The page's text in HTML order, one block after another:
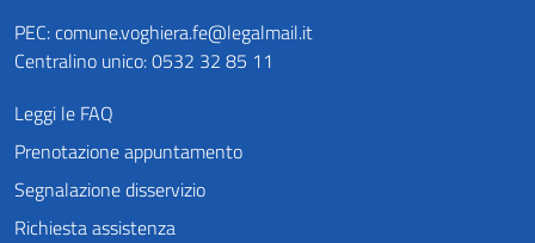
PEC:comune.voghiera.fe@legalmail.it
Centralino unico: 0532 32 85 11
Leggi le FAQ
Prenotazione appuntamento
Segnalazione disservizio
Richiesta assistenza